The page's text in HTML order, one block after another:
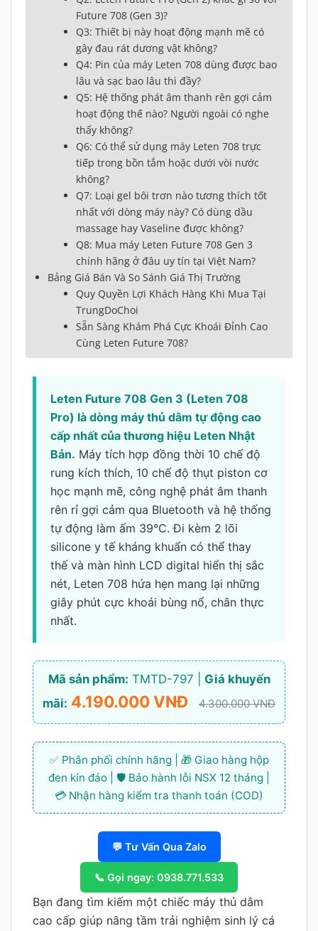
Future 708 (Gen 3)?
Q3: Thiết bị này hoạt động mạnh mẽ có
gây đau rát dương vật không?
Q4: Pin của máy Leten 708 dùng được bao
lâu và sạc bao lâu thì đầy?
Q5: Hệ thống phát âm thanh rên gợi cảm
hoạt động thế nào? Người ngoài có nghe
thấy không?
Q6: Có thể sử dụng máy Leten 708 trực
tiếp trong bồn tắm hoặc dưới vòi nước
không?
Q7: Loại gel bôi trơn nào tương thích tốt
nhất với dòng máy này? Có dùng dầu
massage hay Vaseline được không?
Q8: Mua máy Leten Future 708 Gen 3
chính hãng ở đâu uy tín tại Việt Nam?
Bảng Giá Bán Và So Sánh Giá Thị Trường
Quy Quyền Lợi Khách Hàng Khi Mua Tại
TrungDoChoi
Sẵn Sàng Khám Phá Cực Khoái Đỉnh Cao
Cùng Leten Future 708?
Leten Future 708 Gen 3 (Leten 708
Pro) là dòng máy thủ dâm tự động cao
cấp nhất của thương hiệu Leten Nhật
Bản. Máy tích hợp đồng thời 10 chế độ
rung kích thích, 10 chế độ thụt piston cơ
học mạnh mẽ, công nghệ phát âm thanh
rên rỉ gợi cảm qua Bluetooth và hệ thống
tự động làm ấm 39°C. Đi kèm 2 lõi
silicone y tế kháng khuẩn có thể thay
thế và màn hình LCD digital hiển thị sắc
nét, Leten 708 hứa hẹn mang lại những
giây phút cực khoái bùng nổ, chân thực
nhất.
Mã sản phẩm: TMTD-797 | Giá khuyến
mãi: 4.190.000 VNĐ 4.300.000 VNĐ
✅ Phân phối chính hãng | 🎁 Giao hàng hộp
đen kín đáo | 🛡️ Bảo hành lỗi NSX 12 tháng |
💳 Nhận hàng kiểm tra thanh toán (COD)
💬 Tư Vấn Qua Zalo
📞 Gọi ngay: 0938.771.533
Bạn đang tìm kiếm một chiếc máy thủ dâm
cao cấp giúp nâng tầm trải nghiệm sinh lý cá